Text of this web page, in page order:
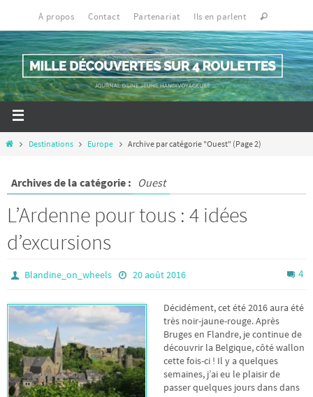
À propos Contact Partenariat Ils en parlent
Destinations Europe Archive par catégorie "Ouest" (Page 2)
Archives de la catégorie : Ouest
L’Ardenne pour tous : 4 idées
d’excursions
Blandine_on_wheels 20 août 2016 4
Décidément, cet été 2016 aura été
très noir-jaune-rouge. Après
Bruges en Flandre, je continue de
découvrir la Belgique, côté wallon
cette fois-ci ! Il y a quelques
semaines, j’ai eu le plaisir de
passer quelques jours dans dans